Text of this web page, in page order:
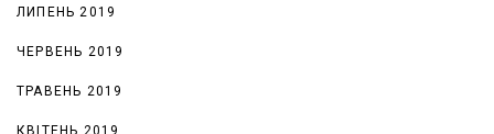
ЛИПЕНЬ 2019
ЧЕРВЕНЬ 2019
ТРАВЕНЬ 2019